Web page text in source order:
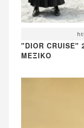
"DIOR
ΜΕΞΙΚΌ